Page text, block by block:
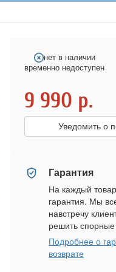
нет в наличии
временно недоступен
9 990 р.
Уведомить о
Гарантия
На каждый
гарантия. Мы
навстречу
решить спорные
Подробнее о
возврате